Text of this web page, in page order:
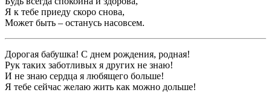
Я к тебе приеду скоро снова,
Может быть – останусь насовсем.
Дорогая бабушка! С днем рождения, родная!
Рук таких заботливых я других не знаю!
И не знаю сердца я любящего больше!
Я тебе сейчас желаю жить как можно дольше!